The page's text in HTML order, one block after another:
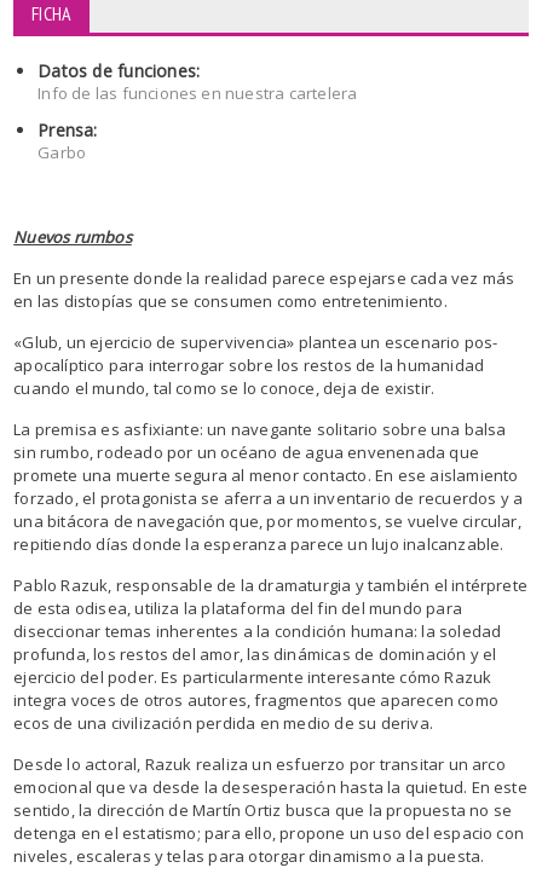
FICHA
Datos de funciones:
Info de las funciones en nuestra cartelera
Prensa:
Garbo
Nuevos rumbos
En un presente donde la realidad parece espejarse cada vez más
en las distopías que se consumen como entretenimiento.
«Glub, un ejercicio de supervivencia» plantea un escenario pos-
apocalíptico para interrogar sobre los restos de la humanidad
cuando el mundo, tal como se lo conoce, deja de existir.
La premisa es asfixiante: un navegante solitario sobre una balsa
sin rumbo, rodeado por un océano de agua envenenada que
promete una muerte segura al menor contacto. En ese aislamiento
forzado, el protagonista se aferra a un inventario de recuerdos y a
una bitácora de navegación que, por momentos, se vuelve circular,
repitiendo días donde la esperanza parece un lujo inalcanzable.
Pablo Razuk, responsable de la dramaturgia y también el intérprete
de esta odisea, utiliza la plataforma del fin del mundo para
diseccionar temas inherentes a la condición humana: la soledad
profunda, los restos del amor, las dinámicas de dominación y el
ejercicio del poder. Es particularmente interesante cómo Razuk
integra voces de otros autores, fragmentos que aparecen como
ecos de una civilización perdida en medio de su deriva.
Desde lo actoral, Razuk realiza un esfuerzo por transitar un arco
emocional que va desde la desesperación hasta la quietud. En este
sentido, la dirección de Martín Ortiz busca que la propuesta no se
detenga en el estatismo; para ello, propone un uso del espacio con
niveles, escaleras y telas para otorgar dinamismo a la puesta.